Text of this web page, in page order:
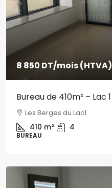
8 850 DT/mois (HTVA)
Bureau de 410m² – Lac 1
Les Berges du Lac1
410 m² 4
BUREAU